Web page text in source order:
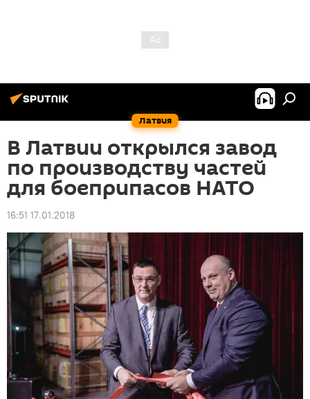
Латвия
В Латвии открылся завод
по производству частей
для боеприпасов НАТО
16:51 17.01.2018